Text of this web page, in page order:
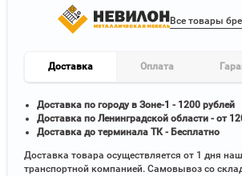
Все товары
Доставка Оплата
Доставка по городу в Зоне-1 - 1200 рублей
Доставка по Ленинградской области - от
Доставка до терминала ТК - Бесплатно
Доставка товара осуществляется от 1 дня
транспортной компанией. Самовывоз со